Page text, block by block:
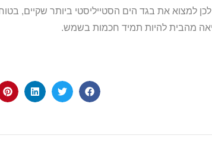
לכן למצוא את בגד הים הסטייליסטי ביותר שקיים,
מהבית להיות תמיד חכמות בשמש.